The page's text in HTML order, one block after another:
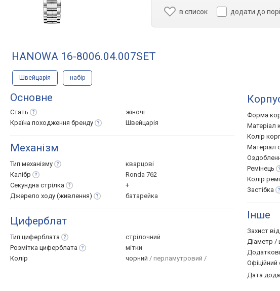
в список додати до
HANOWA 16-8006.04.007SET
Швейцарія набір
Основне
Стать
жіночі
Країна походження бренду Швейцарія
Механізм
Тип механізму
кварцові
Калібр
Ronda 762
Секундна стрілка
+
Джерело ходу (живлення) батарейка
Циферблат
Тип циферблата
стрілочний
Розмітка циферблата
мітки
Колір
чорний / перламутровий /
Форма
Матеріал
Колір
Матеріал
Ремінець
Колір
Застібка
Інше
Захист від
Діаметр /
Офіційний
Дата